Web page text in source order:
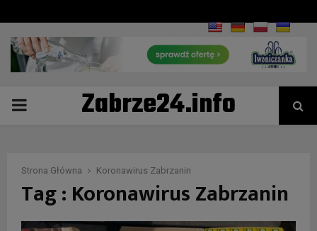
PRIMARYZabrze24.info
Strona Główna Koronawirus Zabrzanin
Tag : Koronawirus Zabrzanin